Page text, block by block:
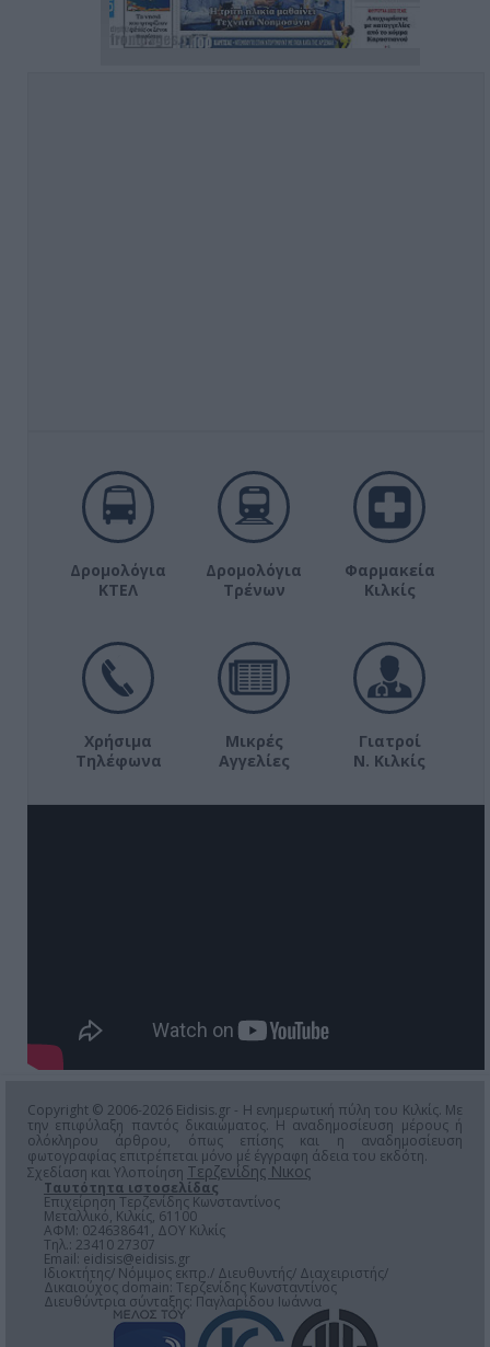
Δρομολόγια
ΚΤΕΛ
Δρομολόγια
Τρένων
Φαρμακεία
Κιλκίς
Χρήσιμα
Τηλέφωνα
Μικρές
Αγγελίες
Γιατροί
Ν. Κιλκίς
Copyright © 2006-2026 Eidisis.gr - Η ενημερωτική πύλη του Κιλκίς. Με
την επιφύλαξη παντός δικαιώματος. Η αναδημοσίευση μέρους ή
ολόκληρου άρθρου, όπως επίσης και η αναδημοσίευση
φωτογραφίας επιτρέπεται μόνο μέ έγγραφη άδεια του εκδότη.
Σχεδίαση και Υλοποίηση Τερζενίδης Νικος
Ταυτότητα ιστοσελίδας
Επιχείρηση Τερζενίδης Κωνσταντίνος
Μεταλλικό, Κιλκίς, 61100
ΑΦΜ: 024638641, ΔΟΥ Κιλκίς
Τηλ.: 23410 27307
Email: eidisis@eidisis.gr
Ιδιοκτήτης/ Νόμιμος εκπρ./ Διευθυντής/ Διαχειριστής/
Δικαιούχος domain: Τερζενίδης Κωνσταντίνος
Διευθύντρια σύνταξης: Παγλαρίδου Ιωάννα